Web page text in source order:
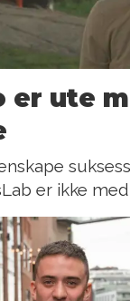
er ute
er ikke